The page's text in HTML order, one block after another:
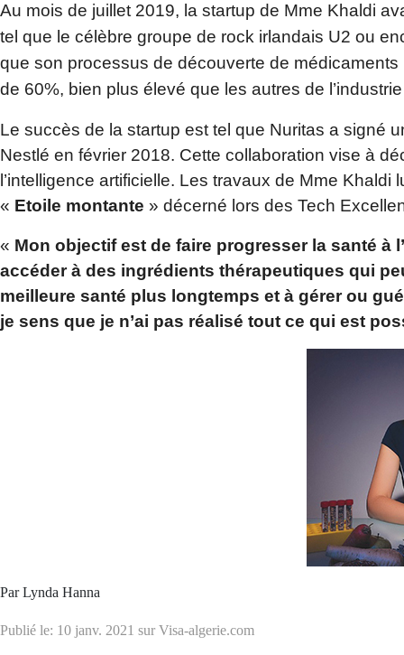
Au mois de juillet 2019, la startup de Mme Khaldi
tel que le célèbre groupe de rock irlandais U2 ou
que son processus de découverte de
de 60%, bien plus élevé que les autres de
Le succès de la startup est tel que Nuritas a signé
Nestlé en février 2018. Cette collaboration vise à
l’intelligence artificielle. Les travaux de Mme
« Etoile montante » décerné lors des Tech
« Mon objectif est de faire progresser la santé à
accéder à des ingrédients thérapeutiques qui
meilleure santé plus longtemps et à gérer ou
je sens que je n’ai pas réalisé tout ce qui est
Par Lynda Hanna
Publié le: 10 janv. 2021 sur Visa-algerie.com